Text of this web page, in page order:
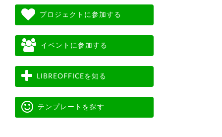
プロジェクトに参加する
イベントに参加する
LIBREOFFICEを知る
テンプレートを探す